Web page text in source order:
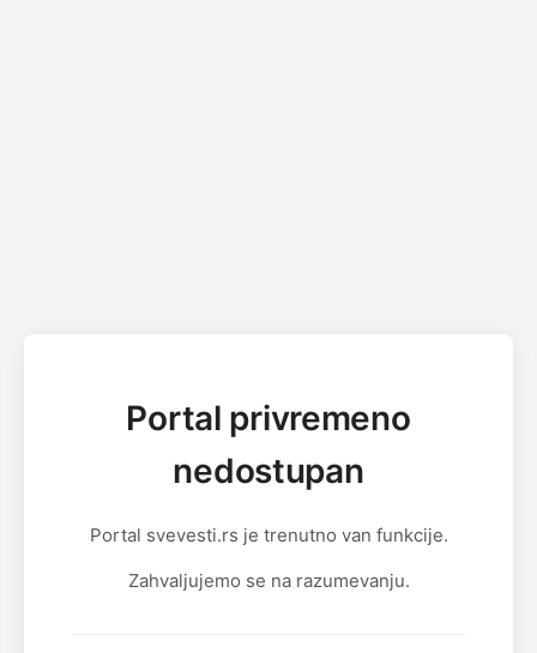
Portal privremeno
nedostupan
Portal svevesti.rs je trenutno van funkcije.
Zahvaljujemo se na razumevanju.